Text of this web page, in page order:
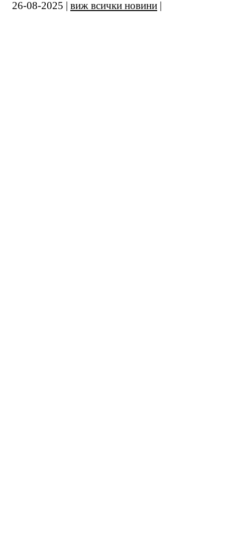
26-08-2025 | виж всички новини |